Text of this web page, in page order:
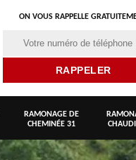
ON VOUS RAPPELLE
RAMONAGE DE
CHEMINÉE 31